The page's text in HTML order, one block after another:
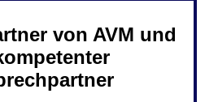
von AVM und